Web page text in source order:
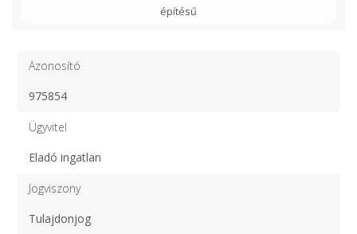
építésű
Azonosító
975854
Ügyvitel
Eladó ingatlan
Jogviszony
Tulajdonjog